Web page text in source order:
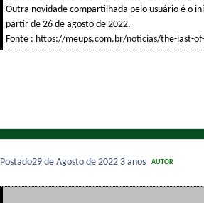
Outra novidade compartilhada pelo usuário é o
partir de 26 de agosto de 2022.
Fonte : https://meups.com.br/noticias/the-last-
Postado29 de Agosto de 2022 3 anos AUTOR